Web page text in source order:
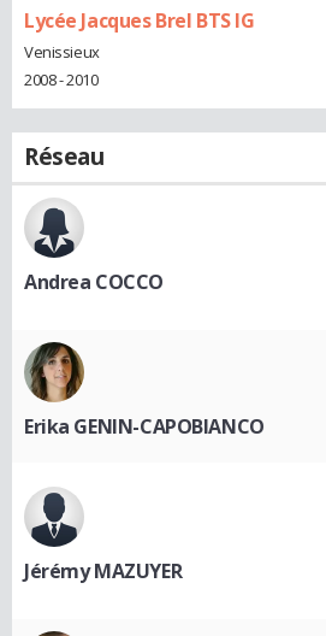
Lycée Jacques Brel BTS IG
Venissieux
2008 - 2010
Réseau
Andrea COCCO
Erika GENIN-CAPOBIANCO
Jérémy MAZUYER